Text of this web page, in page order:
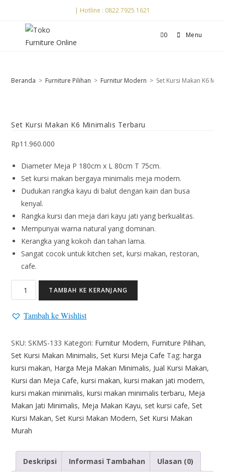
| Hotline : 0822 7925 1621
0 Menu
Beranda > Furniture Pilihan > Furnitur Modern > Set Kursi Makan K6
Set Kursi Makan K6 Minimalis Terbaru
Rp11.960.000
Diameter Meja P 180cm x L 80cm T 75cm.
Set kursi makan bergaya minimalis meja modern.
Dudukan rangka kayu di balut dengan kain dan busa
kenyal.
Rangka kursi dan meja dari kayu jati yang berkualitas.
Mempunyai warna natural yang dominan.
Kerangka yang kokoh dan tahan lama.
Sangat cocok untuk kitchen set, kursi makan, restoran,
cafe.
TAMBAH KE KERANJANG
Tambah ke Wishlist
SKU:SKMS-133 Kategori: Furnitur Modern, Furniture Pilihan,
Set Kursi Makan Minimalis,Set Kursi Meja Cafe Tag:harga
kursi makan, Harga Meja Makan Minimalis, Jual Kursi Makan,
Kursi dan Meja Cafe,kursi makan,kursi makan jati modern,
kursi makan minimalis,kursi makan minimalis terbaru, Meja
Makan Jati Minimalis, Meja Makan Kayu, set kursi cafe,Set
Kursi Makan,Set Kursi Makan Modern,Set Kursi Makan
Murah
Deskripsi Informasi Tambahan Ulasan (0)